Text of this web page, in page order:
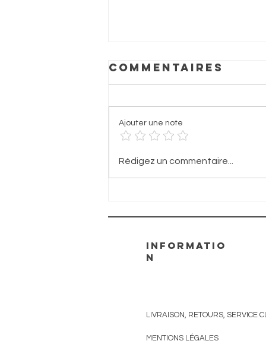
La poupée
motanka
jeune artiste
Eurovision
Commentaires
Ajouter une note
Rédigez un commentaire...
informatio
n
LIVRAISON, RETOURS, SERVICE
MENTIONS LÉGALES